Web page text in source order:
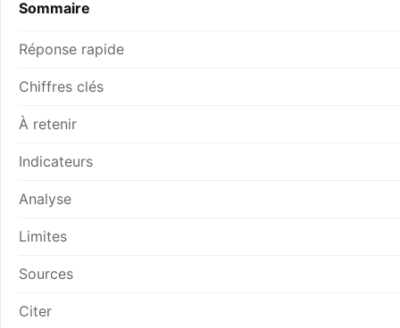
Sommaire
Réponse rapide
Chiffres clés
À retenir
Indicateurs
Analyse
Limites
Sources
Citer